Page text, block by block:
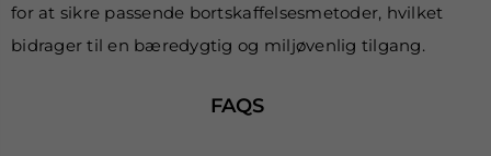
for at sikre passende bortskaffelsesmetoder, hvilket
bidrager til en bæredygtig og miljøvenlig tilgang.
FAQS